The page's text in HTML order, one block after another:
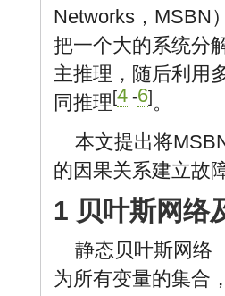
Networks，MSBN
把一个大的系统分
主推理，随后利用
同推理[4 -6]。
本文提出将
的因果关系建立故
1 贝叶斯网络
静态贝叶斯网络
为所有变量的集合